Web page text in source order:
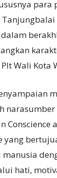
para
Wali Kota
narasumber
Conscience
yang
hati,